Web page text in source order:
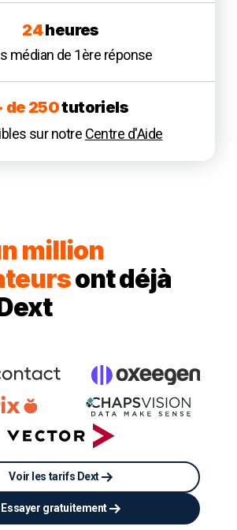
24heures
médian de 1ère réponse
de 250tutoriels
sur notre Centre d'Aide
million
ont déjà
Voir les tarifs Dext
Essayer gratuitement